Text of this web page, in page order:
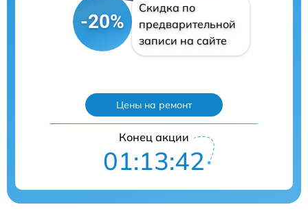
-20%
Скидка по
предварительной
записи на сайте
Цены на ремонт
Конец акции
01:13:41